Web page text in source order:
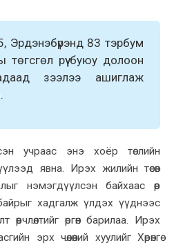
Эрдэнэбүрэнд 83 тэрбум
төгсгөл рүү буюу долоон
зээлээ ашиглаж
.
учраас энэ хоёр төслийн
явна. Ирэх жилийн төсөв
нэмэгдүүлсэн байхаас өөр
хадгалж үлдэх үүднээс
өргөн барилаа. Ирэх
эрх чөлөөний хуулийг Хөрөнгө